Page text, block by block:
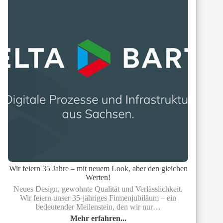
Wir feiern 35 Jahre – mit neuem Look, aber den gleichen
Werten!
Neues Design, gewohnte Qualität und Verlässlichkeit.
Wir feiern unser 35-jähriges Firmenjubiläum – ein
bedeutender Meilenstein, den wir nur…
Mehr erfahren...